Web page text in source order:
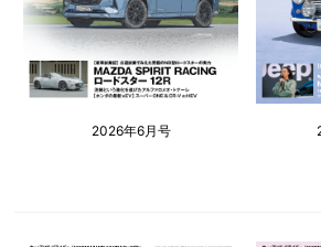
2026年6月号